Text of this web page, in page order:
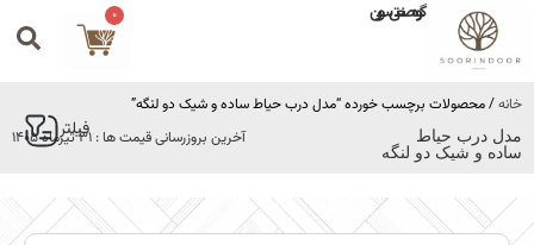
گروه صنعتی سورین 0
خانه/ محصولات برچسب خورده “مدل درب حیاط ساده و شیک دو لنگه”
فیلتر
مدل درب حیاط
ساده و شیک دو لنگه
آخرین بروزرسانی قیمت ها : 31 تیرماه 1405